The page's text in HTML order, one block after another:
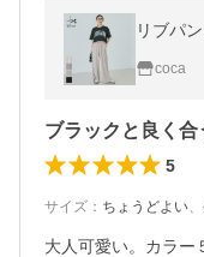
リブパ
coca
ブラックと良く合
5
サイズ ： ちょうどよい、
大人可愛い。カラー